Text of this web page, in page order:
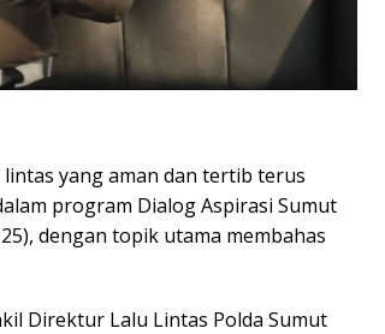
yang aman dan tertib terus
program Dialog Aspirasi Sumut
dengan topik utama membahas
Direktur Lalu Lintas Polda Sumut